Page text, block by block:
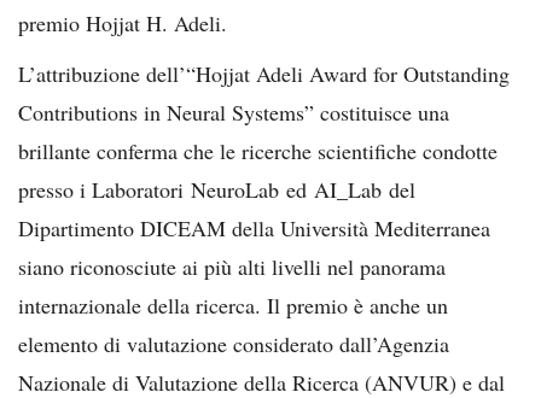
premio Hojjat H. Adeli.
L’attribuzione dell’“Hojjat Adeli Award for Outstanding
Contributions in Neural Systems” costituisce una
brillante conferma che le ricerche scientifiche condotte
presso i Laboratori NeuroLab ed AI_Lab del
Dipartimento DICEAM della Università Mediterranea
siano riconosciute ai più alti livelli nel panorama
internazionale della ricerca. Il premio è anche un
elemento di valutazione considerato dall’Agenzia
Nazionale di Valutazione della Ricerca (ANVUR) e dal